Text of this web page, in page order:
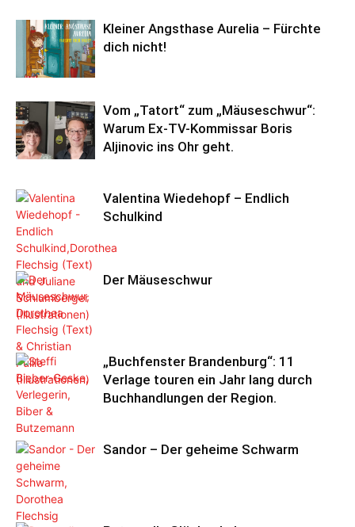
Kleiner Angsthase Aurelia – Fürchte
dich nicht!
Vom „Tatort“ zum „Mäuseschwur“:
Warum Ex-TV-Kommissar Boris
Aljinovic ins Ohr geht.
Valentina Wiedehopf – Endlich
Schulkind
Der Mäuseschwur
„Buchfenster Brandenburg“: 11
Verlage touren ein Jahr lang durch
Buchhandlungen der Region.
Sandor – Der geheime Schwarm